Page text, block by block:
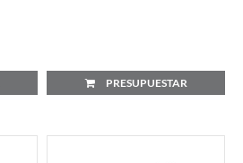
PRESUPUESTAR